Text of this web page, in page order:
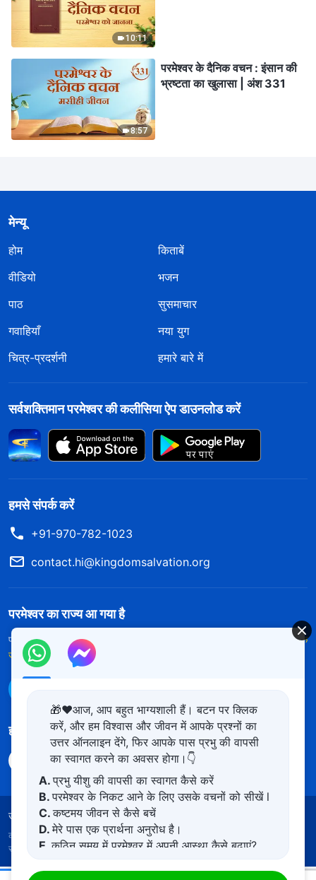
10:11
8:57
परमेश्वर के दैनिक वचन : इंसान की
भ्रष्टता का खुलासा | अंश 331
मेन्यू
होम
किताबें
वीडियो
भजन
पाठ
सुसमाचार
गवाहियाँ
नया युग
चित्र-प्रदर्शनी
हमारे बारे में
सर्वशक्तिमान परमेश्वर की कलीसिया ऐप डाउनलोड करें
हमसे संपर्क करें
+91-970-782-1023
contact.hi@kingdomsalvation.org
परमेश्वर का राज्य आ गया है
परमेश्वर का राज्य पृथ्वी पर आ गया है! क्या आप इसमें प्रवेश करना चाहते हैं?
और अधिक
जानें
हमारा अनुसरण करें
उपयोग की शर्तें गोपनीयता नीत साभार
कॉपीराइट © 2026 सर्वशक्तिमान परमेश्वर की कलीसिया।
सुरक्षित।
🎁❤️आज, आप बहुत भाग्यशाली हैं। बटन पर क्लिक
करें, और हम विश्वास और जीवन में आपके प्रश्नों का
उत्तर ऑनलाइन देंगे, फिर आपके पास प्रभु की वापसी
का स्वागत करने का अवसर होगा।👇
A.प्रभु यीशु की वापसी का स्वागत कैसे करें
B.परमेश्वर के निकट आने के लिए उसके वचनों को सीखें l
C.कष्टमय जीवन से कैसे बचें
D.मेरे पास एक प्रार्थना अनुरोध है।
E.कठिन समय में परमेश्वर में अपनी आस्था कैसे बढ़ाएं?